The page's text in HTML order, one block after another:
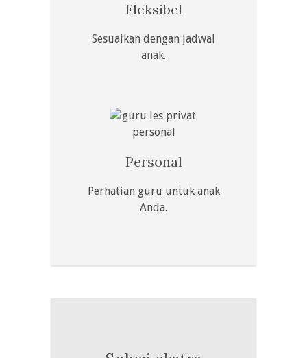
Fleksibel
Sesuaikan dengan jadwal
anak.
Personal
Perhatian guru untuk anak
Anda.